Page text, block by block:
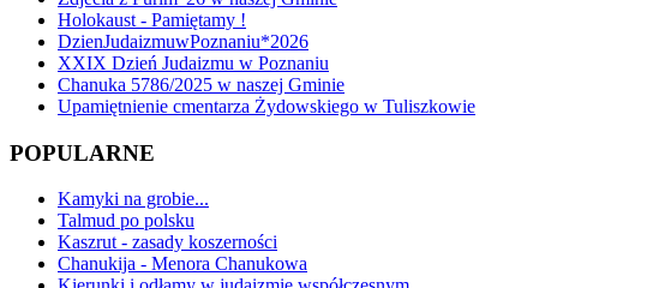
Holokaust - Pamiętamy !
DzienJudaizmuwPoznaniu*2026
XXIX Dzień Judaizmu w Poznaniu
Chanuka 5786/2025 w naszej Gminie
Upamiętnienie cmentarza Żydowskiego w Tuliszkowie
POPULARNE
Kamyki na grobie...
Talmud po polsku
Kaszrut - zasady koszerności
Chanukija - Menora Chanukowa